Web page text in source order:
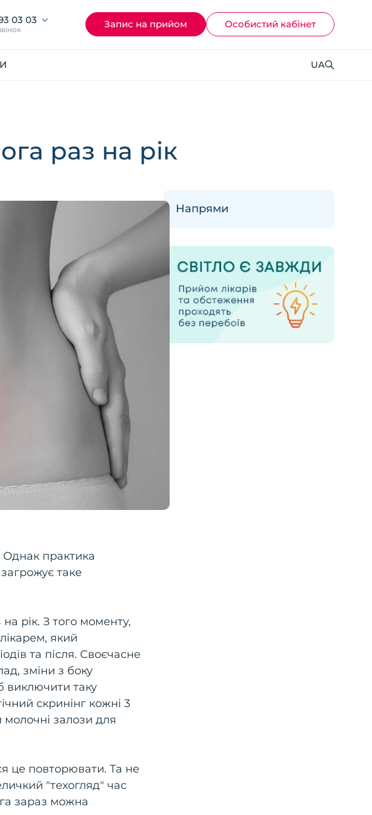
03 03 Запис на прийом Ocoбистий кабінет
UA
раз на рік
практика
таке
рік. З того моменту,
який
та після. Своєчасне
зміни з боку
виключити таку
скринінг кожні 3
молочні залози для
це повторювати. Та не
"техогляд" час
зараз можна
Напрями